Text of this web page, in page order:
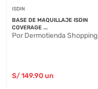
ISDIN
BASE DE MAQUILLAJE ISDIN
COVERAGE ...
Por Dermotienda Shopping
S/149.90 un